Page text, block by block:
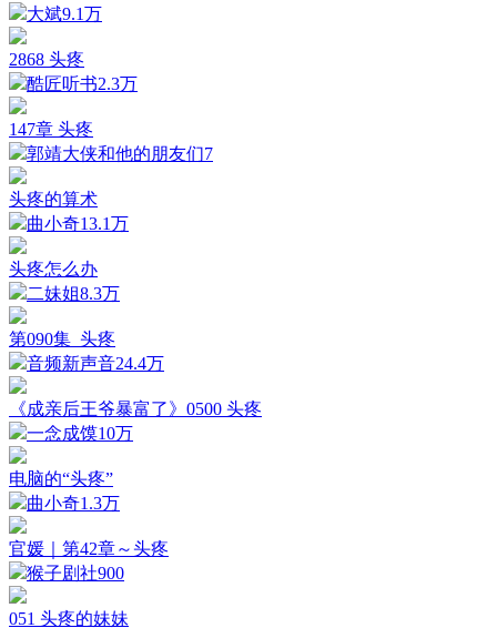
大斌9.1万
2868 头疼
酷匠听书2.3万
147章 头疼
郭靖大侠和他的朋友们7
头疼的算术
曲小奇13.1万
头疼怎么办
二妹姐8.3万
第090集_头疼
音频新声音24.4万
《成亲后王爷暴富了》0500 头疼
一念成馍10万
电脑的“头疼”
曲小奇1.3万
官媛｜第42章～头疼
猴子剧社900
051 头疼的妹妹